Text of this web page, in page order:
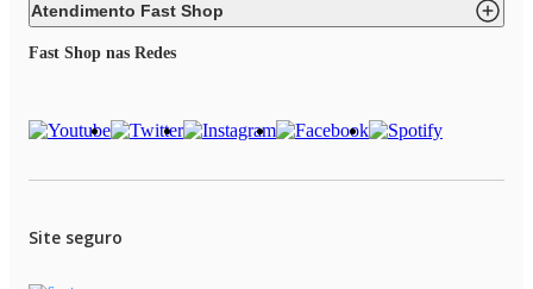
Atendimento Fast Shop
Fast Shop nas Redes
Site seguro